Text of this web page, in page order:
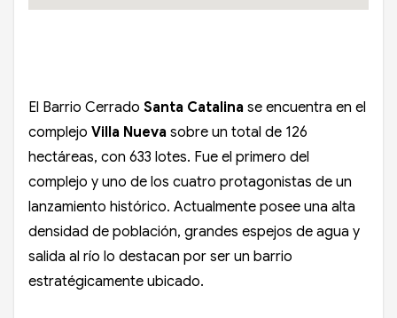
El Barrio Cerrado Santa Catalina se encuentra en el
complejo Villa Nueva sobre un total de 126
hectáreas, con 633 lotes. Fue el primero del
complejo y uno de los cuatro protagonistas de un
lanzamiento histórico. Actualmente posee una alta
densidad de población, grandes espejos de agua y
salida al río lo destacan por ser un barrio
estratégicamente ubicado.